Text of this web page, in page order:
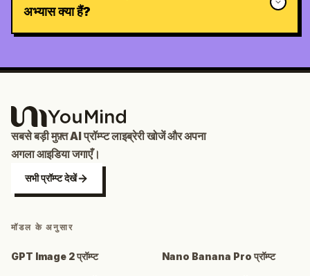
अभ्यास क्या हैं?
सबसे बड़ी मुफ़्त AI प्रॉम्प्ट लाइब्रेरी खोजें और अपना
अगला आइडिया जगाएँ।
सभी प्रॉम्प्ट देखें
मॉडल के अनुसार
GPT Image 2 प्रॉम्प्ट Nano Banana Pro प्रॉम्प्ट